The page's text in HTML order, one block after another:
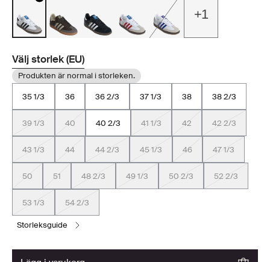
+1
Välj storlek (EU)
Produkten är normal i storleken.
35 1/3 36 36 2/3 37 1/3 38 38 2/3
39 1/3 40 40 2/3 41 1/3 42 42 2/3
43 1/3 44 44 2/3 45 1/3 46 47 1/3
50 51 48 2/3 49 1/3 50 2/3 52 2/3
53 1/3 54 2/3
storleksguide